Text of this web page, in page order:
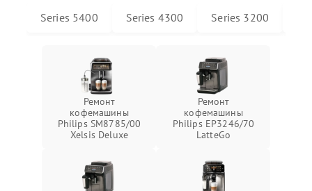
Series 5400 Series 4300 Series 3200
Ремонт
кофемашины
Philips SM8785/00
Xelsis Deluxe
Ремонт
кофемашины
Philips EP3246/70
LatteGo